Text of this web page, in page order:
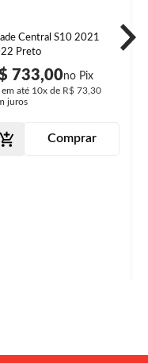
Central S10 2021
Preto
733,00
até 10x de R$ 73,30
juros
Comprar